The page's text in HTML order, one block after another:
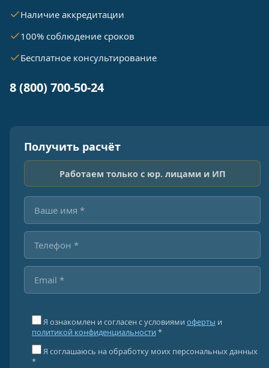
Наличие аккредитации
100% соблюдение сроков
Бесплатное консультирование
8 (800) 700-50-24
Получить расчёт
Работаем только с юр. лицами и ИП
Я ознакомлен и согласен с условиями оферты и
политикой конфиденциальности *
Я соглашаюсь на обработку моих персональных данных
*